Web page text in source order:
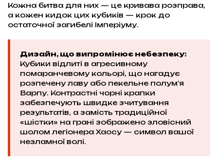
Кожна битва для них — це кривава розправа,
а кожен кидок цих кубиків — крок до
остаточної загибелі Імперіуму.
Дизайн, що випромінює небезпеку:
Кубики відлиті в агресивному
помаранчевому кольорі, що нагадує
розпечену лаву або пекельне полум'я
Варпу. Контрастні чорні крапки
забезпечують швидке зчитування
результатів, а замість традиційної
«шістки» на грані зображено зловісний
шолом легіонера Хаосу — символ вашої
незламної волі.